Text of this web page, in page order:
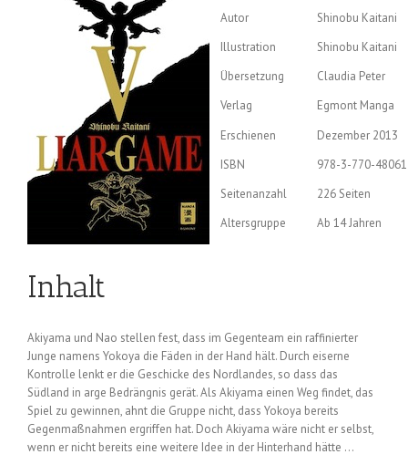
Autor
Shinobu Kaitani
Illustration
Shinobu Kaitani
Übersetzung
Claudia Peter
Verlag
Egmont Manga
Erschienen
Dezember 2013
ISBN
978-3-770-
Seitenanzahl
226 Seiten
Altersgruppe
Ab 14 Jahren
Inhalt
Akiyama und Nao stellen fest, dass im Gegenteam ein raffinierter
Junge namens Yokoya die Fäden in der Hand hält. Durch eiserne
Kontrolle lenkt er die Geschicke des Nordlandes, so dass das
Südland in arge Bedrängnis gerät. Als Akiyama einen Weg findet, das
Spiel zu gewinnen, ahnt die Gruppe nicht, dass Yokoya bereits
Gegenmaßnahmen ergriffen hat. Doch Akiyama wäre nicht er selbst,
wenn er nicht bereits eine weitere Idee in der Hinterhand hätte …